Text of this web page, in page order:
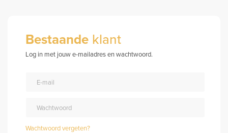
Bestaande klant
Log in met jouw e-mailadres en wachtwoord.
Wachtwoord vergeten?